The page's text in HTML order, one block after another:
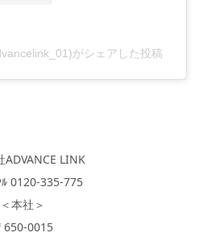
がシェアした投稿
ADVANCE LINK
ﾙ 0120-335-775
＜本社＞
650-0015